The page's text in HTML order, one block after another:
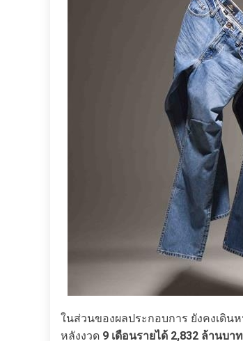
ในส่วนของผลประกอบการ ยังคงเดิน
หลังงวด 9 เดือนรายได้ 2,832 ล้านบาท